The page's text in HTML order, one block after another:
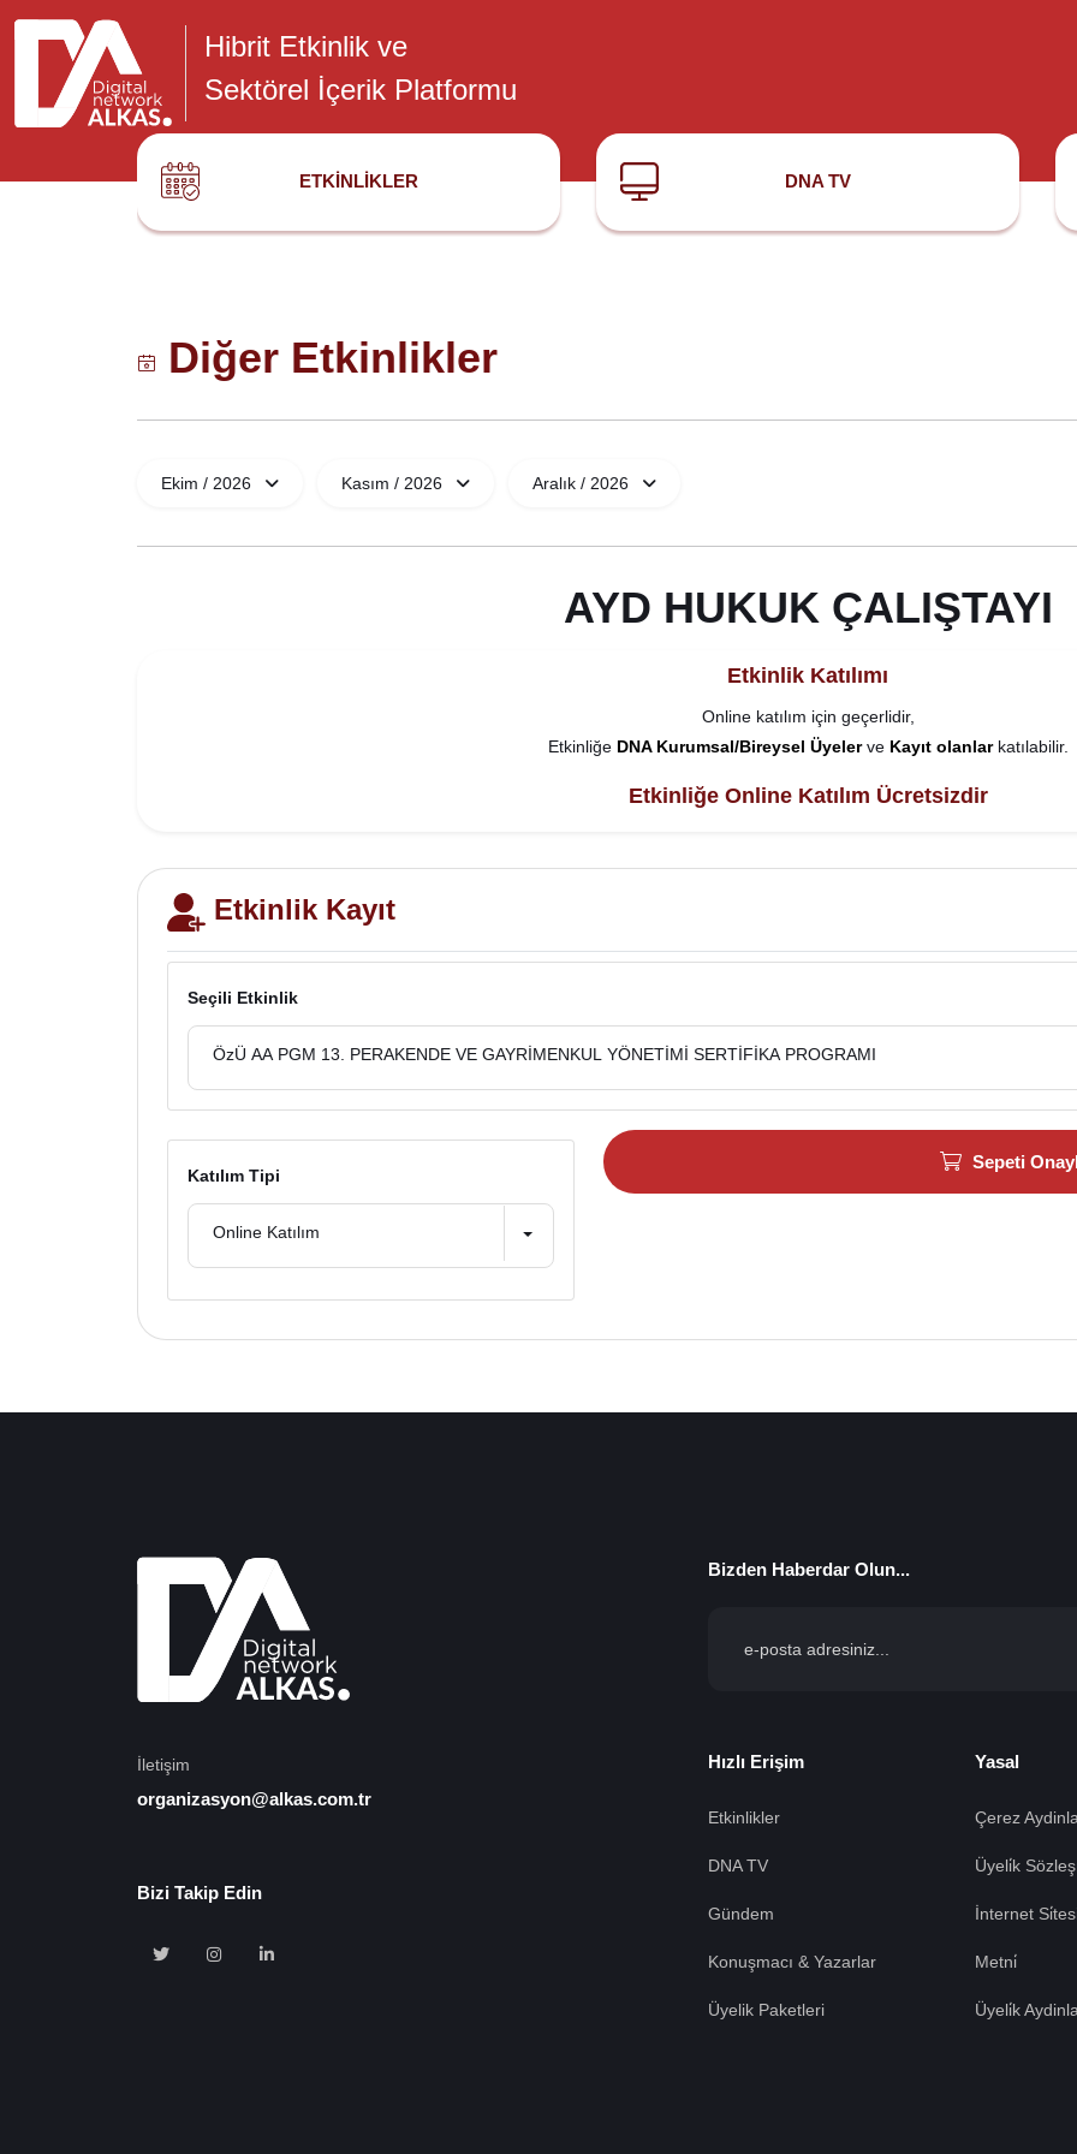
Hibrit Etkinlik ve
Sektörel İçerik Platformu
ETKINLIKLER DNA TV
Diğer Etkinlikler
Ekim / 2026 Kasım / 2026 Aralık / 2026
AYD HUKUK ÇALIŞTAYI
Etkinlik Katılımı
Online katılım için geçerlidir,
Etkinliğe DNA Kurumsal/Bireysel Üyelerve Kayıt olanlar katılabilir.
Etkinliğe Online Katılım Ücretsizdir
Etkinlik Kayıt
Seçili Etkinlik
ÖzÜ AA PGM 13. PERAKENDE VE GAYRİMENKUL YÖNETİMİ SERTİFİKA PROGRAMI
Katılım Tipi
Online Katılım
Sepeti
İletişim
organizasyon@alkas.com.tr
Bizi Takip Edin
Bizden Haberdar Olun...
Hızlı Erişim
Etkinlikler
DNA TV
Gündem
Konuşmacı & Yazarlar
Üyelik Paketleri
Yasal
Çerez
Üyeli̇k
İnternet
Metni̇
Üyeli̇k